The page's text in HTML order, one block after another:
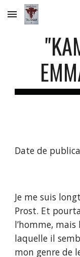
Skip to main content
Date de
Je me suis
Prost. Et
l’homme,
laquelle il
mon genre de